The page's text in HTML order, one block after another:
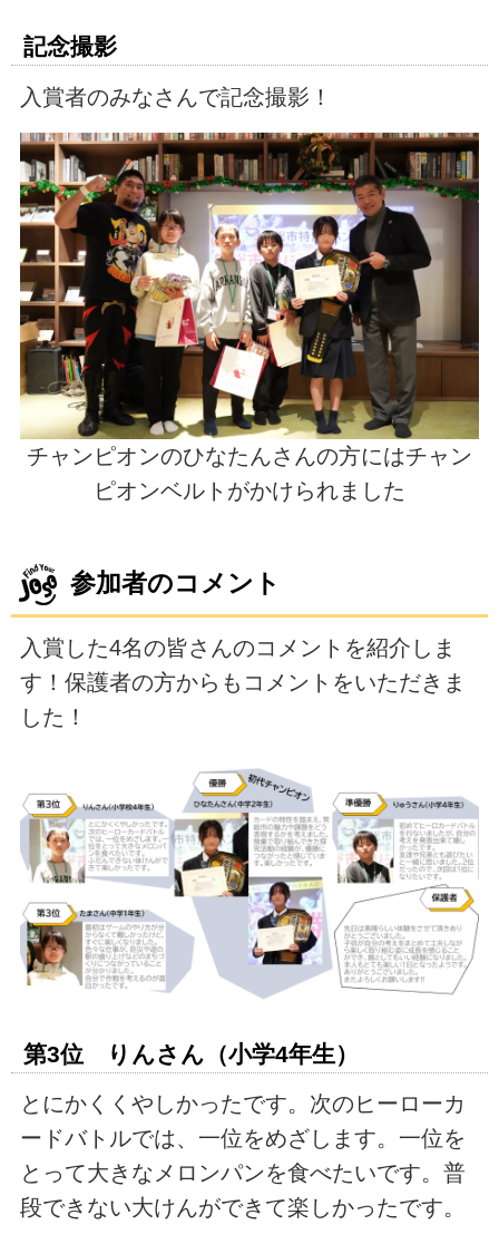
記念撮影
入賞者のみなさんで記念撮影！
チャンピオンのひなたんさんの方にはチャン
ピオンベルトがかけられました
参加者のコメント
入賞した4名の皆さんのコメントを紹介しま
す！保護者の方からもコメントをいただきま
した！
第3位 りんさん（小学4年生）
とにかくくやしかったです。次のヒーローカ
ードバトルでは、一位をめざします。一位を
とって大きなメロンパンを食べたいです。普
段できない大けんができて楽しかったです。